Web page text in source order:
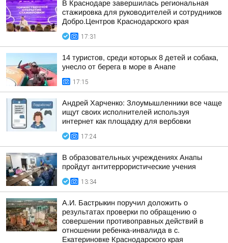
В Краснодаре завершилась региональная
стажировка для руководителей и сотрудников
Добро.Центров Краснодарского края
17:31
14 туристов, среди которых 8 детей и собака,
унесло от берега в море в Анапе
17:15
Андрей Харченко: Злоумышленники все чаще
ищут своих исполнителей используя
интернет как площадку для вербовки
17:24
В образовательных учреждениях Анапы
пройдут антитеррористические учения
13:34
А.И. Бастрыкин поручил доложить о
результатах проверки по обращению о
совершении противоправных действий в
отношении ребенка-инвалида в с.
Екатериновке Краснодарского края